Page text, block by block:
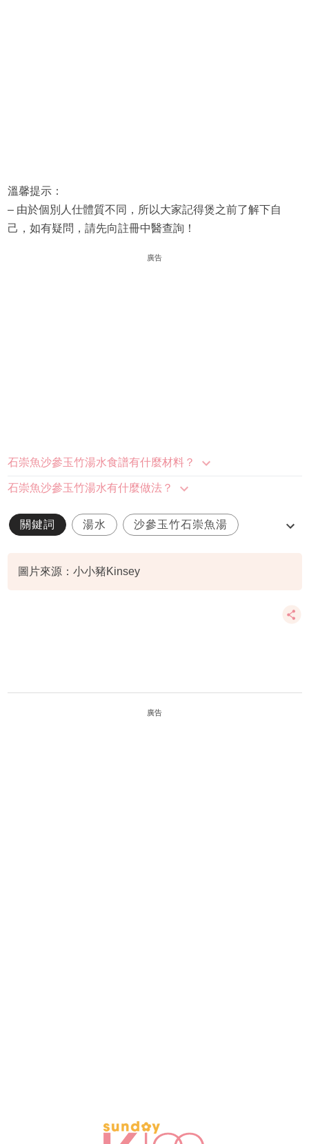
溫馨提示：
– 由於個別人仕體質不同，所以大家記得煲之前了解下自
己，如有疑問，請先向註冊中醫查詢！
廣告
石崇魚沙參玉竹湯水食譜有什麼材料？
石崇魚沙參玉竹湯水有什麼做法？
關鍵詞 湯水 沙參玉竹石崇魚湯
圖片來源：小小豬Kinsey
廣告